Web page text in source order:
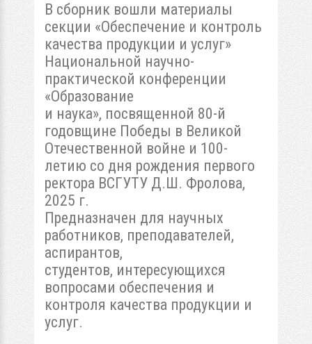
В сборник вошли материалы
секции «Обеспечение и контроль
качества продукции и услуг»
Национальной научно-
практической конференции
«Образование
и наука», посвященной 80-й
годовщине Победы в Великой
Отечественной войне и 100-
летию со дня рождения первого
ректора ВСГУТУ Д.Ш. Фролова,
2025 г.
Предназначен для научных
работников, преподавателей,
аспирантов,
студентов, интересующихся
вопросами обеспечения и
контроля качества продукции и
услуг.